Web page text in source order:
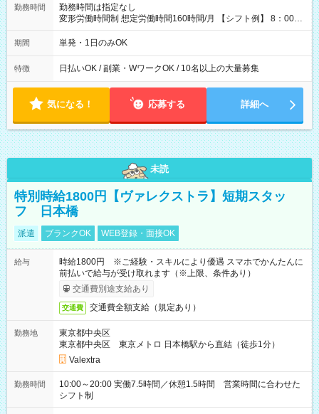
勤務時間
勤務時間は指定なし
変形労働時間制 想定労働時間160時間/月 【シフト例】 8：00～
17：00 9：00～19：00 10：00～20：00 10：30～19：30
期間 単発・1日のみOK
特徴 日払いOK / 副業・WワークOK / 10名以上の大量募集
気になる！ 応募する 詳細へ
未読
特別時給1800円【ヴァレクストラ】短期スタッ
フ 日本橋
派遣 ブランクOK WEB登録・面接OK
給与
時給1800円 ※ご経験・スキルにより優遇 スマホでかんたんに
前払いで給与が受け取れます（※上限、条件あり）
交通費別途支給あり
交通費 交通費全額支給（規定あり）
勤務地
東京都中央区
東京都中央区 東京メトロ 日本橋駅から直結（徒歩1分）
Valextra
勤務時間
10:00～20:00 実働7.5時間／休憩1.5時間 営業時間に合わせた
シフト制